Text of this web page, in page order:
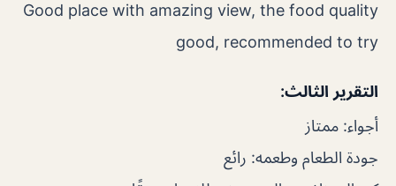
Good place with amazing view, the food quality
good, recommended to try
التقرير الثالث:
أجواء: ممتاز
جودة الطعام وطعمه: رائع